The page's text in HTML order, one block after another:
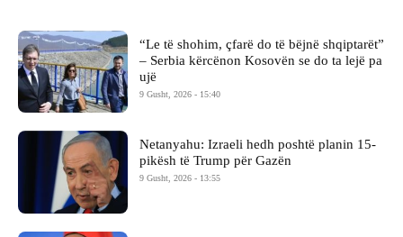
“Le të shohim, çfarë do të bëjnë shqiptarët”
– Serbia kërcënon Kosovën se do ta lejë pa
ujë
9 Gusht, 2026 - 15:40
Netanyahu: Izraeli hedh poshtë planin 15-
pikësh të Trump për Gazën
9 Gusht, 2026 - 13:55